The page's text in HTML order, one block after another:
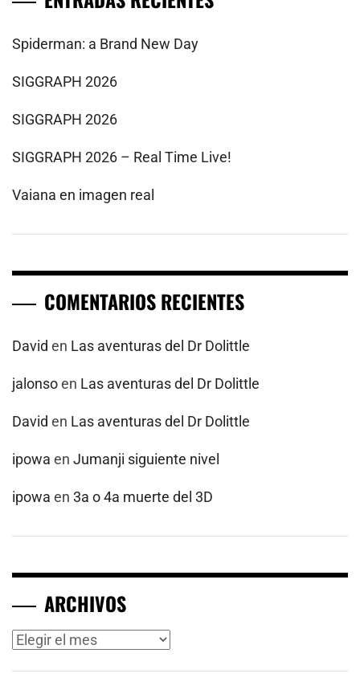
Spiderman: a Brand New Day
SIGGRAPH 2026
SIGGRAPH 2026
SIGGRAPH 2026 – Real Time Live!
Vaiana en imagen real
COMENTARIOS RECIENTES
David en Las aventuras del Dr Dolittle
jalonsoen Las aventuras del Dr Dolittle
David en Las aventuras del Dr Dolittle
ipowa en Jumanji siguiente nivel
ipowa en 3a o 4a muerte del 3D
ARCHIVOS
Archivos